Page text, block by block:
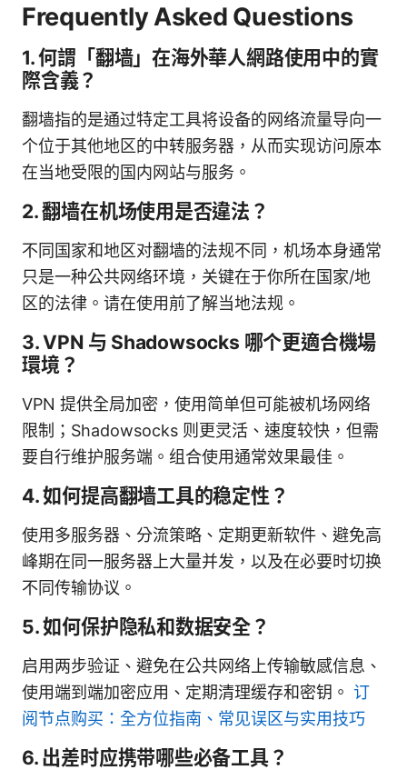
Frequently Asked Questions
1. 何謂「翻墙」在海外華人網路使用中的實
際含義？
翻墙指的是通过特定工具将设备的网络流量导向一
个位于其他地区的中转服务器，从而实现访问原本
在当地受限的国内网站与服务。
2. 翻墙在机场使用是否違法？
不同国家和地区对翻墙的法规不同，机场本身通常
只是一种公共网络环境，关键在于你所在国家/地
区的法律。请在使用前了解当地法规。
3. VPN 与 Shadowsocks 哪个更適合機場
環境？
VPN 提供全局加密，使用简单但可能被机场网络
限制；Shadowsocks 则更灵活、速度较快，但需
要自行维护服务端。组合使用通常效果最佳。
4. 如何提高翻墙工具的稳定性？
使用多服务器、分流策略、定期更新软件、避免高
峰期在同一服务器上大量并发，以及在必要时切换
不同传输协议。
5. 如何保护隐私和数据安全？
启用两步验证、避免在公共网络上传输敏感信息、
使用端到端加密应用、定期清理缓存和密钥。 订
阅节点购买：全方位指南、常见误区与实用技巧
6. 出差时应携带哪些必备工具？